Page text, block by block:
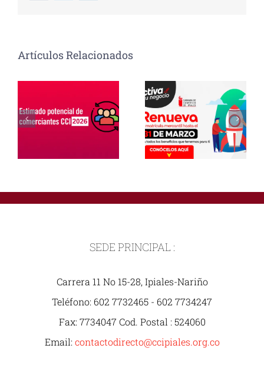
Artículos Relacionados
SEDE PRINCIPAL :
Carrera 11 No 15-28, Ipiales-Nariño
Teléfono: 602 7732465 - 602 7734247
Fax: 7734047 Cod. Postal : 524060
Email: contactodirecto@ccipiales.org.co